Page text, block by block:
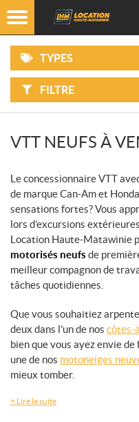
TYPES
FILTRE
VTT
MOTOCYCLETTES
CÔTES-
À-
CÔTES
MOTONEIGES
MOTOMARINES
PONTONS
PRODUITS
MÉCANIQUES
F
T
R
Options
EN
INVENTAIRE
Filtre
Marque
Type
VTT NEUFS À
Le concessionnaire VTT
de marque Can-Am et
sensations fortes? Vous
lors d’excursions
Location Haute-Matawinie
motorisés neufs de
meilleur compagnon de
tâches quotidiennes.
Que vous souhaitiez
deux dans l’un de nos côtes-
bien que vous ayez envie
une de nos motoneiges
mieux tomber.
+ Lire la suite